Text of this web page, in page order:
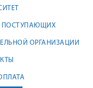
ПОСТУПАЮЩИХ
ОРГАНИЗАЦИИ